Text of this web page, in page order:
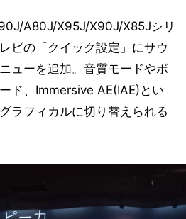
A80J/X95J/X90J/X85Jシリ
ビの「クイック設定」にサウ
ューを追加。音質モードやボ
ド、Immersive AE(IAE)とい
ラフィカルに切り替えられる